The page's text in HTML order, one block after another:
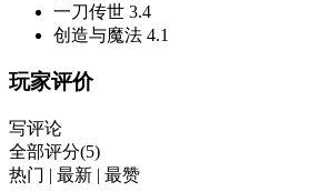
一刀传世 3.4
创造与魔法 4.1
玩家评价
写评论
全部评分(5)
热门 | 最新 | 最赞